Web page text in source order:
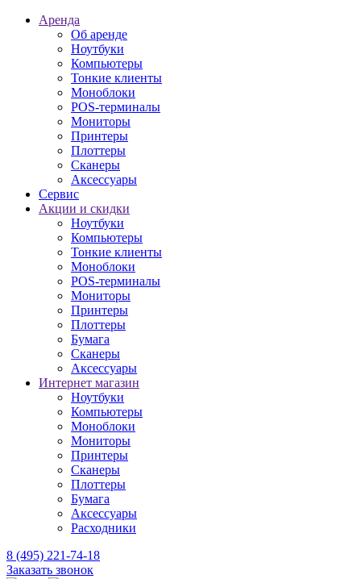
Аренда
Об аренде
Ноутбуки
Компьютеры
Тонкие клиенты
Моноблоки
POS-терминалы
Мониторы
Принтеры
Плоттеры
Сканеры
Аксессуары
Сервис
Акции и скидки
Ноутбуки
Компьютеры
Тонкие клиенты
Моноблоки
POS-терминалы
Мониторы
Принтеры
Плоттеры
Бумага
Сканеры
Аксессуары
Интернет магазин
Ноутбуки
Компьютеры
Моноблоки
Мониторы
Принтеры
Сканеры
Плоттеры
Бумага
Аксессуары
Расходники
8 (495) 221-74-18
Заказать звонок